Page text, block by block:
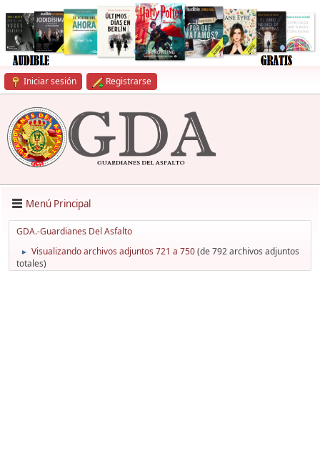
Iniciar sesión Registrarse
Menú Principal
GDA.-Guardianes Del Asfalto
► Visualizando archivos adjuntos 721 a 750(de 792 archivos adjuntos
totales)